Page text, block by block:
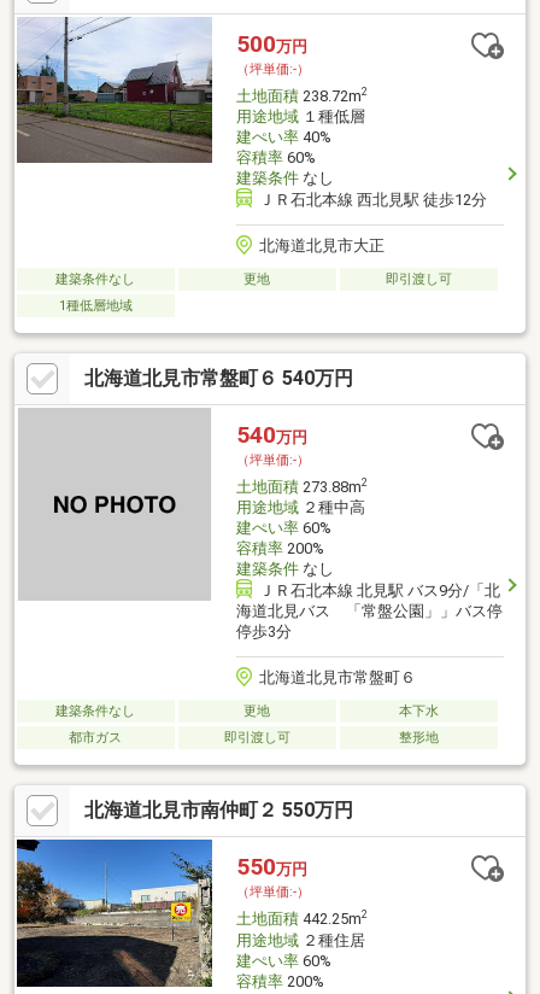
500万円
（坪単価:-）
土地面積238.72m2
用途地域１種低層
建ぺい率40%
容積率60%
建築条件なし
ＪＲ石北本線 西北見駅 徒歩12分
北海道北見市大正
建築条件なし 更地
即引渡し可
1種低層地域
北海道北見市常盤町６ 540万円
540万円
（坪単価:-）
土地面積273.88m2
用途地域２種中高
建ぺい率60%
容積率200%
建築条件なし
ＪＲ石北本線 北見駅 バス9分/「北
海道北見バス 「常盤公園」」バス停
停歩3分
北海道北見市常盤町６
建築条件なし 更地
本下水
都市ガス
即引渡し可 整形地
北海道北見市南仲町２ 550万円
550万円
（坪単価:-）
土地面積442.25m2
用途地域２種住居
建ぺい率60%
容積率200%